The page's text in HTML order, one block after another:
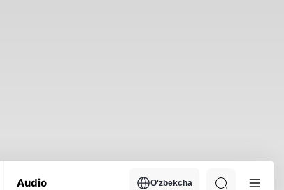
Audio O'zbekcha